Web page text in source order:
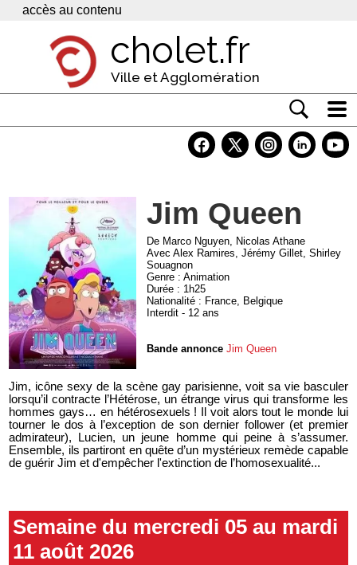
Panneau de gestion des cookies
accès au contenu
cholet.fr
Ville et Agglomération
Economie
Services
Contacts
Jim Queen
De Marco Nguyen, Nicolas Athane
Avec Alex Ramires, Jérémy Gillet, Shirley
Souagnon
Genre : Animation
Durée : 1h25
Nationalité : France, Belgique
Interdit - 12 ans
Bande annonce Jim Queen
Jim, icône sexy de la scène gay parisienne, voit sa vie basculer
lorsqu’il contracte l’Hétérose, un étrange virus qui transforme les
hommes gays… en hétérosexuels ! Il voit alors tout le monde lui
tourner le dos à l’exception de son dernier follower (et premier
admirateur), Lucien, un jeune homme qui peine à s’assumer.
Ensemble, ils partiront en quête d’un mystérieux remède capable
de guérir Jim et d'empêcher l'extinction de l’homosexualité...
Semaine du mercredi 05 au mardi
11 août 2026